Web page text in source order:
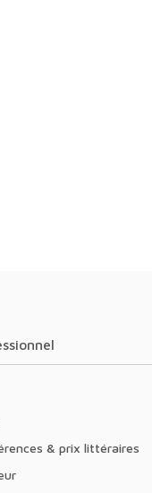
& prix littéraires